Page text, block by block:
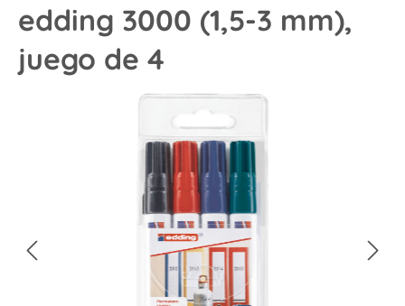
edding 3000 (1,5-3 mm),
juego de 4
Omitir galería de imágenes